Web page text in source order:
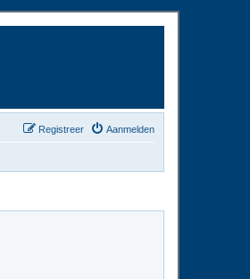
Aanmelden
Registreer